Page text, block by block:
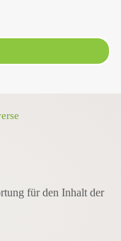
für den Inhalt der